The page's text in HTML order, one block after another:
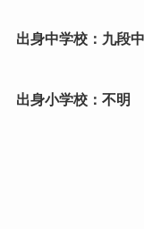
出身中学校：九段
出身小学校：不明